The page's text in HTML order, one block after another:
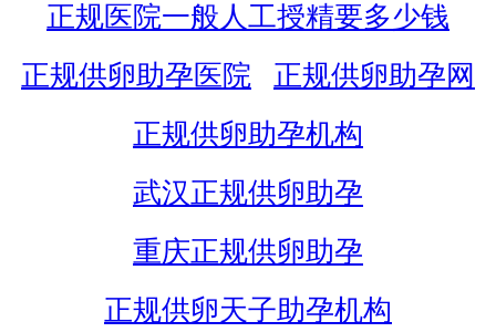
正规医院一般人工授精要多少钱
正规供卵助孕医院
正规供卵助孕网
正规供卵助孕机构
武汉正规供卵助孕
重庆正规供卵助孕
正规供卵天子助孕机构